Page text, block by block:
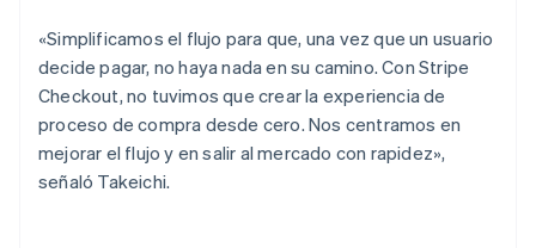
«Simplificamos el flujo para que, una vez que un usuario
decide pagar, no haya nada en su camino. Con Stripe
Checkout, no tuvimos que crear la experiencia de
proceso de compra desde cero. Nos centramos en
mejorar el flujo y en salir al mercado con rapidez»,
señaló Takeichi.